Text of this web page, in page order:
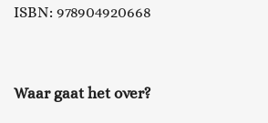
ISBN: 978904920668
Waar gaat het over?